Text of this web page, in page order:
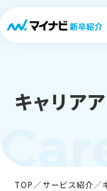
キャリア
TOP サービス紹介